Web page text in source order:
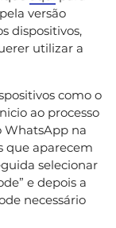
versão
dispositivos,
utilizar a
como o
ao processo
WhatsApp na
que aparecem
selecionar
e depois a
necessário